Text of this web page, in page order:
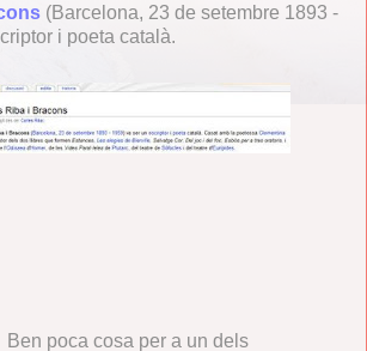
(Barcelona, 23 de setembre 1893 -
i poeta català.
Ben poca cosa per a un dels